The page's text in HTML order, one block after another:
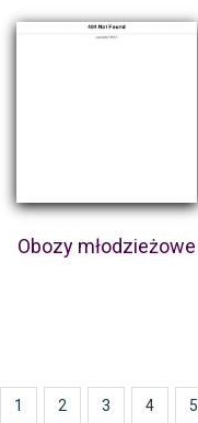
Obozy młodzieżowe
1 2 3 4 5